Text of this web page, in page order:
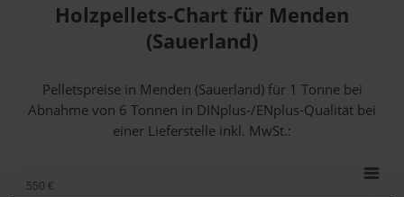
Holzpellets-Chart für Menden
(Sauerland)
Pelletspreise in Menden (Sauerland) für 1 Tonne bei
Abnahmevon 6 Tonnen in DINplus-/ENplus-Qualität bei
einer Lieferstelle inkl. MwSt.:
550 €